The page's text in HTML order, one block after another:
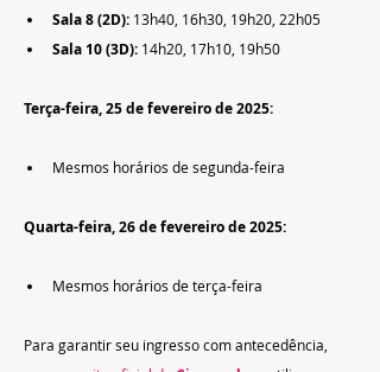
Sala 8 (2D): 13h40, 16h30, 19h20, 22h05
Sala 10 (3D): 14h20, 17h10, 19h50
Terça-feira, 25 de fevereiro de 2025:
Mesmos horários de segunda-feira
Quarta-feira, 26 de fevereiro de 2025:
Mesmos horários de terça-feira
Para garantir seu ingresso com antecedência,